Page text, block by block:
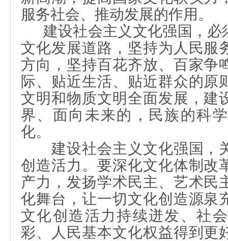
服务社会、推动发展的作用。
建设社会主义文化强国，
文化发展道路，坚持为人民服
方向，坚持百花齐放、百家争
际、贴近生活、贴近群众的原
文明和物质文明全面发展，建
界、面向未来的，民族的科
化。
建设社会主义文化强国，
创造活力。要深化文化体制改
产力，发扬学术民主、艺术民
化舞台，让一切文化创造源泉
文化创造活力持续迸发、社
彩、人民基本文化权益得到更